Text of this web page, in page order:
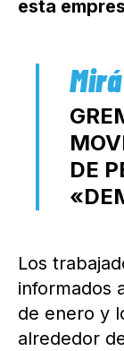
esta
DE
Los
informados
de enero y
alrededor